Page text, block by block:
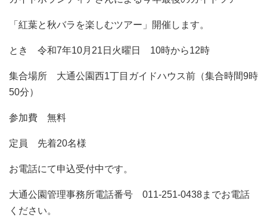
「紅葉と秋バラを楽しむツアー」開催します。
とき 令和7年10月21日火曜日 10時から12時
集合場所 大通公園西1丁目ガイドハウス前（集合時間9時
50分）
参加費 無料
定員 先着20名様
お電話にて申込受付中です。
大通公園管理事務所電話番号 011-251-0438までお電話
ください。